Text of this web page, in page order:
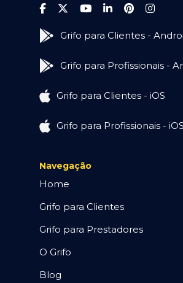
Grifo para Clientes -
Grifo para Profissionais -
Grifo para Clientes - iOS
Grifo para Profissionais - iOS
Navegação
Home
Grifo para Clientes
Grifo para Prestadores
O Grifo
Blog